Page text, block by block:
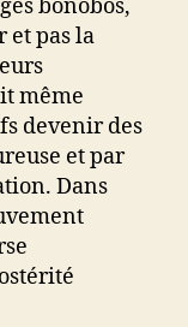
bonobos,
et pas la
même
devenir des
et par
Dans